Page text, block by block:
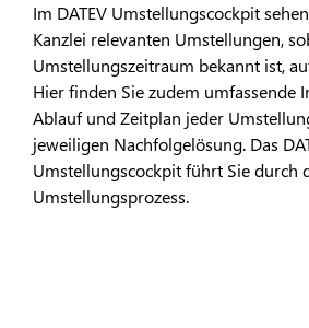
Im DATEV Umstellungscockpit
Kanzlei relevanten Umstellungen,
Umstellungszeitraum bekannt ist,
Hier finden Sie zudem umfassende
Ablauf und Zeitplan jeder
jeweiligen Nachfolgelösung. Das
Umstellungscockpit führt Sie durch
Umstellungsprozess.